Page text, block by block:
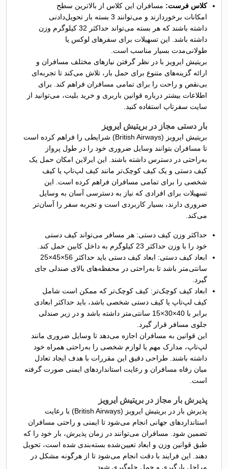
کلاس فرست: مسافران این کلاس از بالاترین سطح
امکانات برخوردارند و می‌توانند 3 بسته بار تحویل‌دادنی
داشته باشند که هر بسته می‌تواند حداکثر 32 کیلوگرم وزن
داشته باشد. این تسهیلات برای سفرهای لوکس یا
طولانی‌مدت بسیار مناسب است.
بریتیش ایرویز با در نظر گرفتن نیازهای مختلف مسافران و
ارائه گزینه‌های متنوع برای حمل بار، تلاش می‌کند تا تجربه‌ای
بی‌نقص و راحت را برای تمامی مسافران فراهم کند. برای
اطلاعات بیشتر درباره قوانین باربری و خرید بلیت، می‌توانید از
سایت سفرتاپ استفاده کنید.
بار دستی مجاز در بریتیش ایرویز
بریتیش ایرویز (British Airways) شرایطی را فراهم کرده است
تا مسافران بتوانند وسایل ضروری خود را در طول پرواز
به‌راحتی در دسترس داشته باشند. این ایرلاین امکان حمل یک
کیف دستی و یک کیف کوچک‌تر مانند کیف لپ‌تاپ یا کیف
شخصی را برای تمامی مسافران فراهم کرده است. این
تسهیلات برای افرادی که نیاز به دسترسی آسان به وسایل
ضروری دارند، بسیار کاربردی است و تجربه سفر را آسان‌تر
می‌کند.
حداکثر وزن کیف دستی: هر مسافر می‌تواند کیف دستی
خود را با وزن حداکثر 23 کیلوگرم به داخل کابین حمل کند.
ابعاد کیف دستی: ابعاد کیف دستی باید حداکثر 56×45×25
سانتی‌متر باشد تا به‌راحتی در محفظه‌های بالای صندلی جای
گیرد.
ابعاد کیف کوچک‌تر: کیف کوچک‌تر که ممکن است شامل
کیف لپ‌تاپ یا کیف دستی شخصی باشد، باید حداکثر ابعادی
برابر با 40×30×15 سانتی‌متر داشته باشد و در زیر صندلی
جلوی مسافر قرار گیرد.
این قوانین به مسافران اجازه می‌دهد تا وسایل ضروری مانند
لپ‌تاپ، مدارک مهم یا لوازم شخصی را به‌راحتی همراه خود
داشته باشند. طراحی دقیق این مقررات با هدف ایجاد تعادل
میان رفاه مسافران و رعایت استانداردهای ایمنی صورت گرفته
است.
پذیرش بار مجاز در بریتیش ایرویز
پذیرش بار در بریتیش ایرویز (British Airways) با رعایت
استانداردهای جهانی انجام می‌شود تا ایمنی و راحتی مسافران
تضمین شود. مسافران می‌توانند در زمان پذیرش، بار خود را که
طبق قوانین وزن و ابعاد تعیین‌شده بسته‌بندی شده است، تحویل
دهند. این فرایند با دقت انجام می‌شود تا از هرگونه مشکل در
مراحل بارگیری و حمل جلوگیری شود.